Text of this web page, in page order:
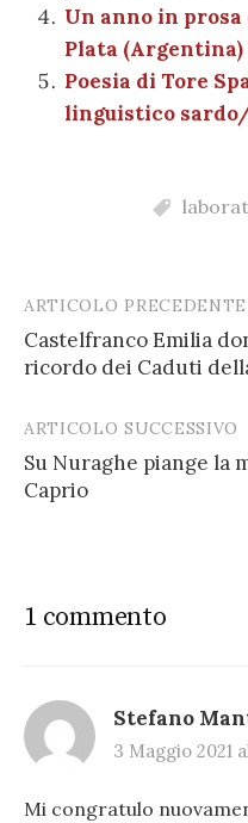
Un anno in prosa
Plata (Argentina)
Poesia di Tore
linguistico
Post
navigation
ARTICOLO PRECEDENTE
Castelfranco Emilia
ricordo dei Caduti
ARTICOLO SUCCESSIVO
Su Nuraghe piange la
Caprio
1 commento
Stefano
3 Maggio 2021
Mi congratulo